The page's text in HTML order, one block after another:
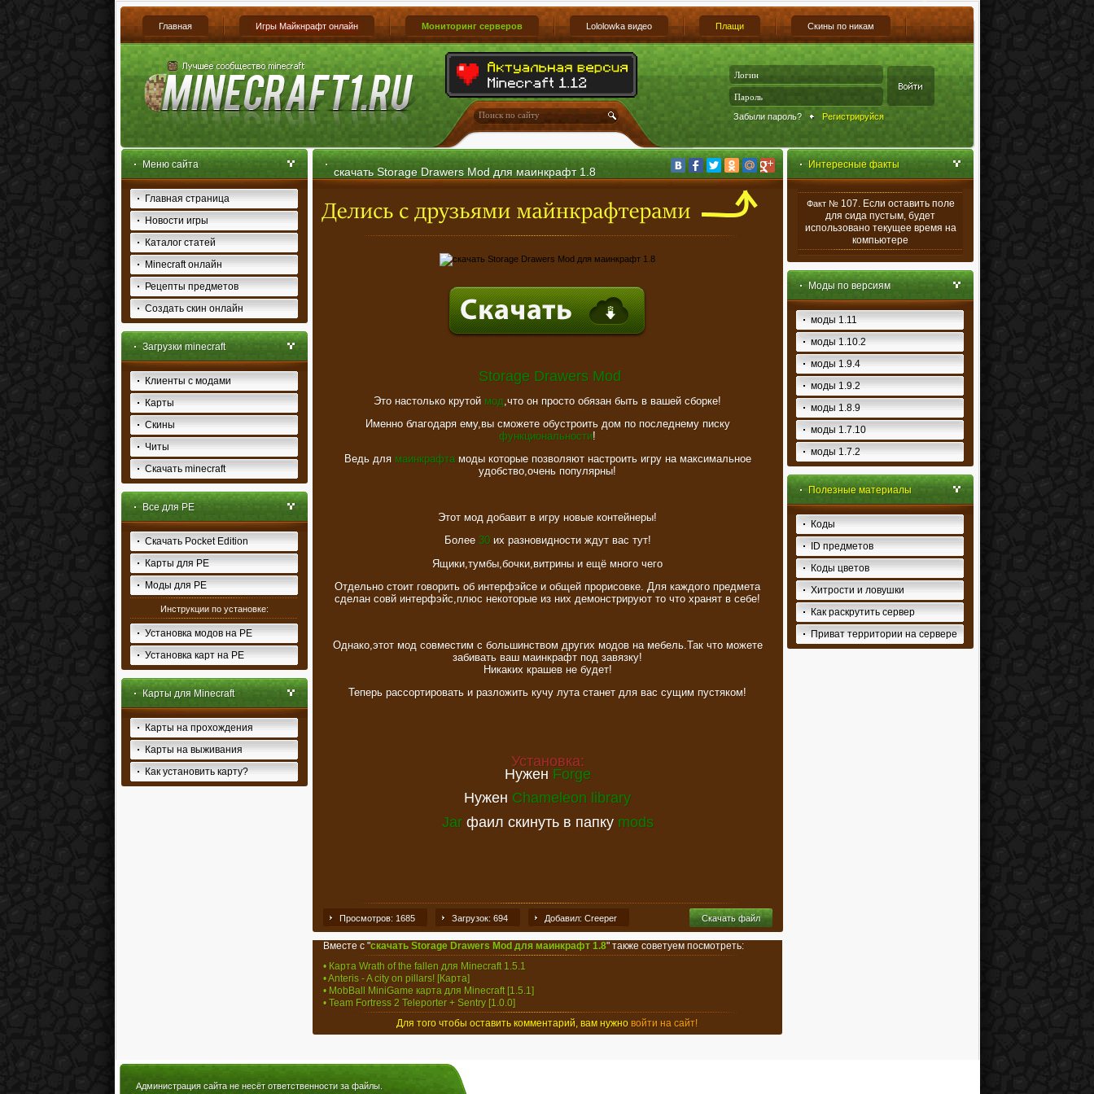
Главная Игры Майкнрафт онлайн Мониторинг серверов Lololowka видео Плащи Скины по никам
Забыли пароль? Регистрируйся
Меню сайта
Главная страница
Новости игры
Каталог статей
Minecraft онлайн
Рецепты предметов
Создать скин онлайн
Загрузки minecraft
Клиенты с модами
Карты
Скины
Читы
Скачать minecraft
Все для PE
Скачать Pocket Edition
Карты для PE
Моды для PE
Инструкции по установке:
Установка модов на PE
Установка карт на PE
Карты для Minecraft
Карты на прохождения
Карты на выживания
Как установить карту?
Интересные факты
Факт № 107. Если оставить поле
для сида пустым, будет
использовано текущее время на
компьютере
Моды по версиям
моды 1.11
моды 1.10.2
моды 1.9.4
моды 1.9.2
моды 1.8.9
моды 1.7.10
моды 1.7.2
Полезные материалы
Коды
ID предметов
Коды цветов
Хитрости и ловушки
Как раскрутить сервер
Приват территории на сервере
скачать Storage Drawers Mod для маинкрафт 1.8
Storage Drawers Mod
Это настолько крутой мод ,что он просто обязан быть в вашей сборке!
Именно благодаря ему,вы сможете обустроить дом по последнему писку
функциональности!
Ведь для маинкрафтамоды которые позволяют настроить игру на максимальное
удобство,очень популярны!
Этот мод добавит в игру новые контейнеры!
Более 30их разновидности ждут вас тут!
Ящики,тумбы,бочки,витрины и ещё много чего
Отдельно стоит говорить об интерфэйсе и общей прорисовке. Для каждого предмета
сделан совй интерфэйс,плюс некоторые из них демонстрируют то что хранят в себе!
Однако,этот мод совместим с большинством других модов на мебель.Так что можете
забивать ваш маинкрафт под завязку!
Никаких крашев не будет!
Теперь рассортировать и разложить кучу лута станет для вас сущим пустяком!
Установка:
Нужен Forge
Нужен Chameleon library
Jarфаил скинуть в папкуmods
Просмотров: 1685 Загрузок: 694 Добавил: Creeper Скачать файл
Вместе с "скачать Storage Drawers Mod для маинкрафт 1.8" также советуем посмотреть:
• Карта Wrath of the fallen для Minecraft 1.5.1
• Anteris - A city on pillars! [Карта]
• MobBall MiniGame карта для Minecraft [1.5.1]
• Team Fortress 2 Teleporter + Sentry [1.0.0]
Для того чтобы оставить комментарий, вам нужно войти на сайт!
Администрация сайта не несёт ответственности за файлы.